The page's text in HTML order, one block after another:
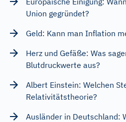
Union gegründet?
Geld: Kann man Inflation
Herz und Gefäße: Was
Blutdruckwerte aus?
Albert Einstein: Welchen
Relativitätstheorie?
Ausländer in Deutschland: